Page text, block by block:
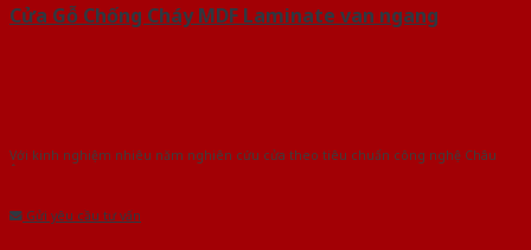
Cửa Gỗ Chống Cháy MDF Laminate van ngang
Với kinh nghiệm nhiêu năm nghiên cứu cửa theo tiêu chuẩn công nghệ Châu
Gửi yêu cầu tư vấn